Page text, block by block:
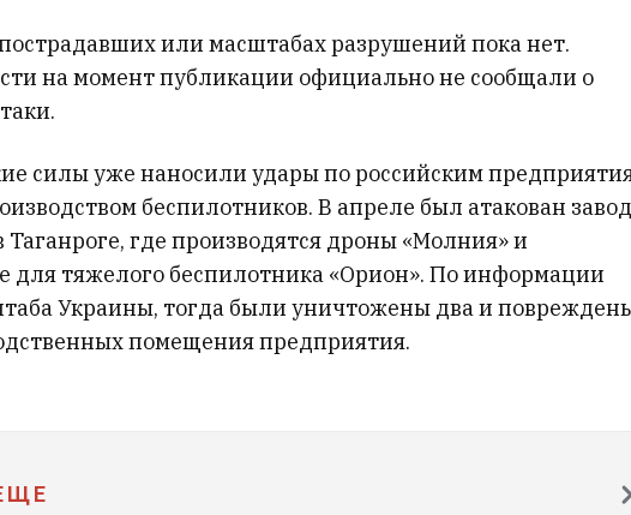
или масштабах разрушений пока нет.
на момент публикации официально не сообщали о
силы уже наносили удары по российским
беспилотников. В апреле был атакован завод
Таганроге, где производятся дроны «Молния» и
для тяжелого беспилотника «Орион». По информации
Украины, тогда были уничтожены два и
помещения предприятия.